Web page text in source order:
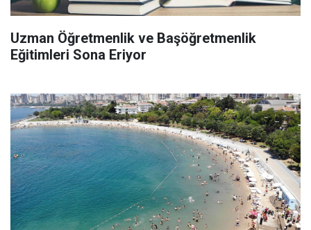
Uzman Öğretmenlik ve Başöğretmenlik
Eğitimleri Sona Eriyor